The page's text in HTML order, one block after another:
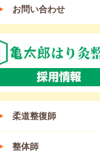
お問い合わせ
柔道整復師
整体師